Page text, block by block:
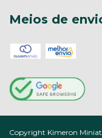
Meios de
Copyright Kimeron